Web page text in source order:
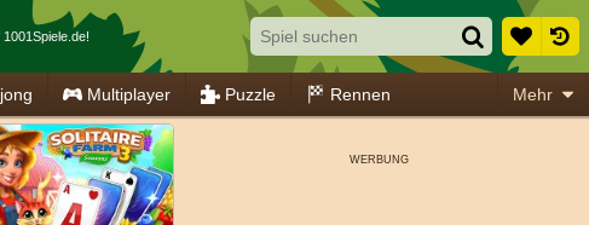
Multiplayer Puzzle Rennen Mehr